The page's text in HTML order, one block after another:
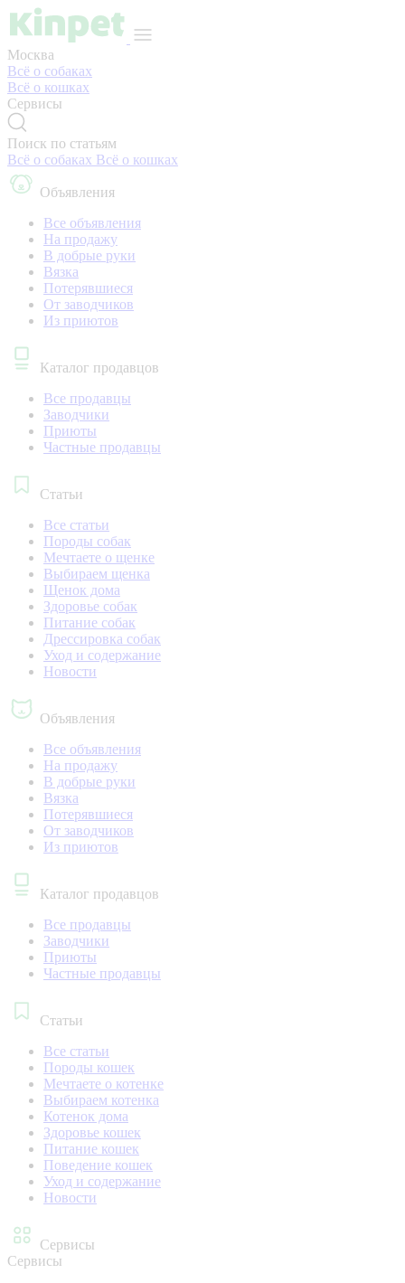
Москва
Всё о собаках
Всё о кошках
Сервисы
Поиск по статьям
Всё о собаках Всё о кошках
Объявления
Все объявления
На продажу
В добрые руки
Вязка
Потерявшиеся
От заводчиков
Из приютов
Каталог продавцов
Все продавцы
Заводчики
Приюты
Частные продавцы
Статьи
Все статьи
Породы собак
Мечтаете о щенке
Выбираем щенка
Щенок дома
Здоровье собак
Питание собак
Дрессировка собак
Уход и содержание
Новости
Объявления
Все объявления
На продажу
В добрые руки
Вязка
Потерявшиеся
От заводчиков
Из приютов
Каталог продавцов
Все продавцы
Заводчики
Приюты
Частные продавцы
Статьи
Все статьи
Породы кошек
Мечтаете о котенке
Выбираем котенка
Котенок дома
Здоровье кошек
Питание кошек
Поведение кошек
Уход и содержание
Новости
Сервисы
Сервисы